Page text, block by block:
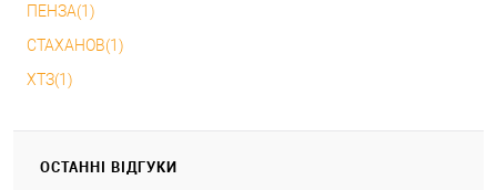
ПЕНЗА(1)
СТАХАНОВ(1)
ХТЗ(1)
ОСТАННІ ВІДГУКИ